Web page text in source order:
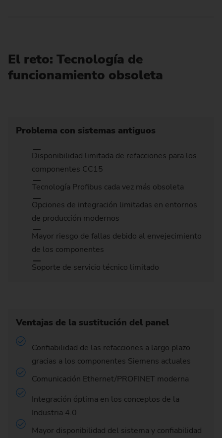
El reto: Tecnología de
funcionamiento obsoleta
Problema con sistemas antiguos
Disponibilidad limitada de refacciones para los
componentes CC15
Tecnología Profibus cada vez más obsoleta
Opciones de integración limitadas en entornos
de producción modernos
Mayor riesgo de fallas debido al envejecimiento
de los componentes
Soporte de servicio técnico limitado
Ventajas de la sustitución del panel
Confiabilidad de las refacciones a largo plazo
gracias a los componentes Siemens actuales
Comunicación Ethernet/PROFINET moderna
Integración óptima en los conceptos de la
Industria 4.0
Mayor disponibilidad del sistema y confiabilidad